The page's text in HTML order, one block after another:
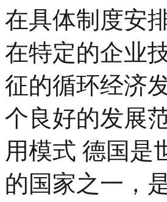
在具体制度安
在特定的企业
征的循环经济
个良好的发展
用模式 德国是
的国家之一，